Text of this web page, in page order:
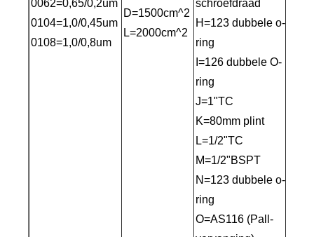
0062=0,65/0,2um
0104=1,0/0,45um
0108=1,0/0,8um
D=1500cm^2
L=2000cm^2
schroefdraad
H=123 dubbele o-
ring
I=126 dubbele O-
ring
J=1"TC
K=80mm plint
L=1/2"TC
M=1/2"BSPT
N=123 dubbele o-
ring
O=AS116 (Pall-